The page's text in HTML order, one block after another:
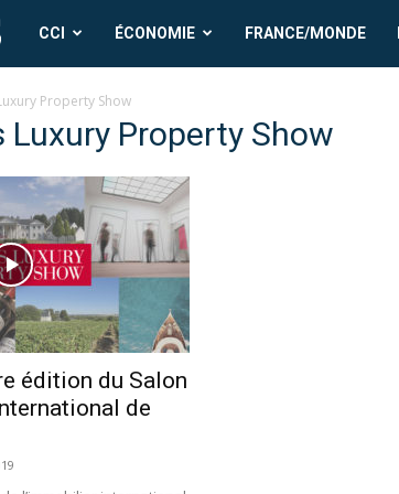
CCI
News
CCI ÉCONOMIE FRANCE/MONDE
Property Show
Luxury Property Show
édition du Salon
de